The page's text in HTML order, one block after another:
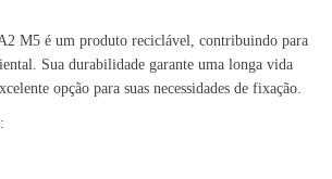
M5 é um produto reciclável, contribuindo para
Sua durabilidade garante uma longa vida
opção para suas necessidades de fixação.